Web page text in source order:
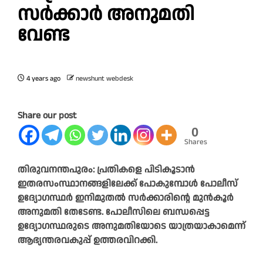
സർക്കാർ അനുമതി
വേണ്ട
4 years ago newshunt webdesk
Share our post
0
Shares
തിരുവനന്തപുരം: പ്രതികളെ പിടികൂടാൻ
ഇതരസംസ്ഥാനങ്ങളിലേക്ക് പോകുമ്പോൾ പോലീസ്
ഉദ്യോഗസ്ഥർ ഇനിമുതൽ സർക്കാരിന്റെ മുൻകൂർ
അനുമതി തേടേണ്ട. പോലീസിലെ ബന്ധപ്പെട്ട
ഉദ്യോഗസ്ഥരുടെ അനുമതിയോടെ യാത്രയാകാമെന്ന്
ആഭ്യന്തരവകുപ്പ് ഉത്തരവിറക്കി.